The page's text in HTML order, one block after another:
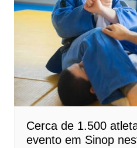
Cerca de 1.500
evento em Sinop